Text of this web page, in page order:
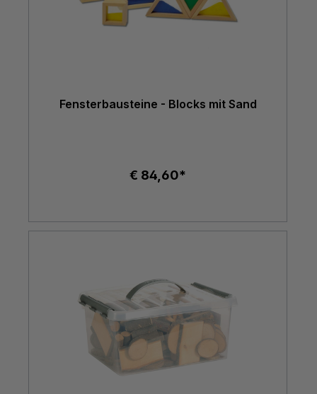
Fensterbausteine - Blocks mit Sand
€ 84,60*